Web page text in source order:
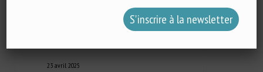
23 avril 2025